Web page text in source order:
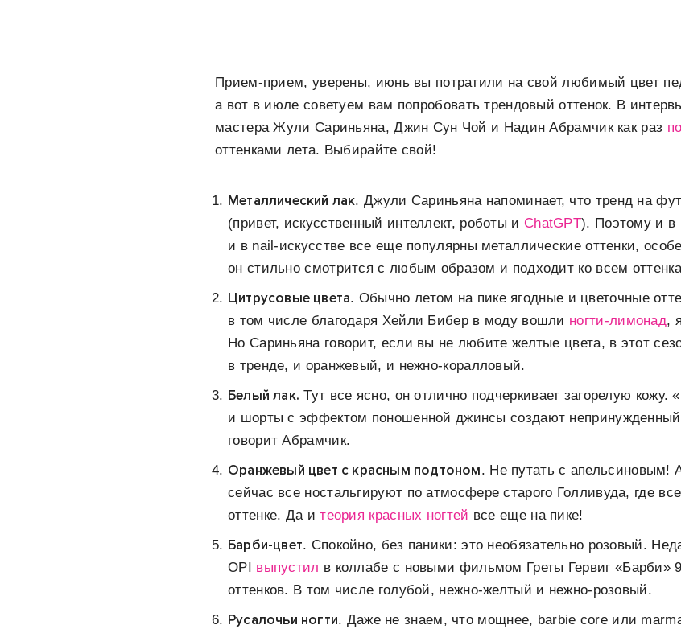
Прием-прием, уверены, июнь вы потратили на свой любимый цвет
а вот в июле советуем вам попробовать трендовый оттенок. В
мастера Жули Сариньяна, Джин Сун Чой и Надин Абрамчик как раз
оттенками лета. Выбирайте свой!
Металлический лак. Джули Сариньяна напоминает, что тренд на
(привет, искусственный интеллект, роботы и ChatGPT). Поэтому и в
и в nail-искусстве все еще популярны металлические оттенки,
он стильно смотрится с любым образом и подходит ко всем
Цитрусовые цвета. Обычно летом на пике ягодные и цветочные
в том числе благодаря Хейли Бибер в моду вошли ногти-лимонад,
Но Сариньяна говорит, если вы не любите желтые цвета, в этот
в тренде, и оранжевый, и нежно-коралловый.
Белый лак. Тут все ясно, он отлично подчеркивает загорелую
и шорты с эффектом поношенной джинсы создают
говорит Абрамчик.
Оранжевый цвет с красным подтоном. Не путать с апельсиновым!
сейчас все ностальгируют по атмосфере старого Голливуда, где
оттенке. Да итеория красных ногтей все еще на пике!
Барби-цвет. Спокойно, без паники: это необязательно розовый.
OPI выпустил в коллабе с новыми фильмом Греты Гервиг «Барби»
оттенков. В том числе голубой, нежно-желтый и нежно-розовый.
Русалочьи ногти. Даже не знаем, что мощнее, barbie core или